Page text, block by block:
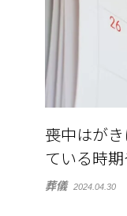
喪中はが
ている時期
葬儀 2024.04.30